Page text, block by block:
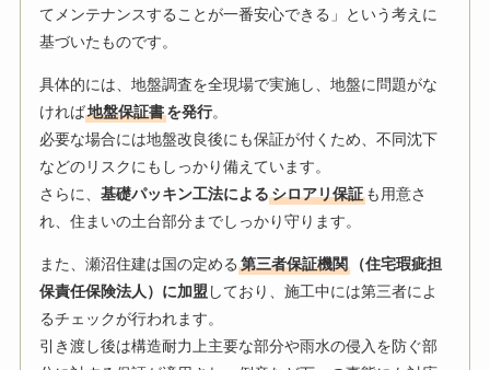
てメンテナンスすることが一番安心できる」という考えに
基づいたものです。
具体的には、地盤調査を全現場で実施し、地盤に問題がな
ければ地盤保証書を発行。
必要な場合には地盤改良後にも保証が付くため、不同沈下
などのリスクにもしっかり備えています。
さらに、基礎パッキン工法によるシロアリ保証 も用意さ
れ、住まいの土台部分までしっかり守ります。
また、瀬沼住建は国の定める第三者保証機関
（住宅瑕疵担
保責任保険法人）に加盟 しており、施工中には第三者によ
るチェックが行われます。
引き渡し後は構造耐力上主要な部分や雨水の侵入を防ぐ部